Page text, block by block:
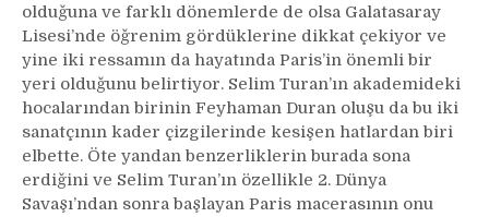
olduğuna ve farklı dönemlerde de olsa Galatasaray
Lisesi’nde öğrenim gördüklerine dikkat çekiyor ve
yine iki ressamın da hayatında Paris’in önemli bir
yeri olduğunu belirtiyor. Selim Turan’ın akademideki
hocalarından birinin Feyhaman Duran oluşu da bu iki
sanatçının kader çizgilerinde kesişen hatlardan biri
elbette. Öte yandan benzerliklerin burada sona
erdiğini ve Selim Turan’ın özellikle 2. Dünya
Savaşı’ndan sonra başlayan Paris macerasının onu